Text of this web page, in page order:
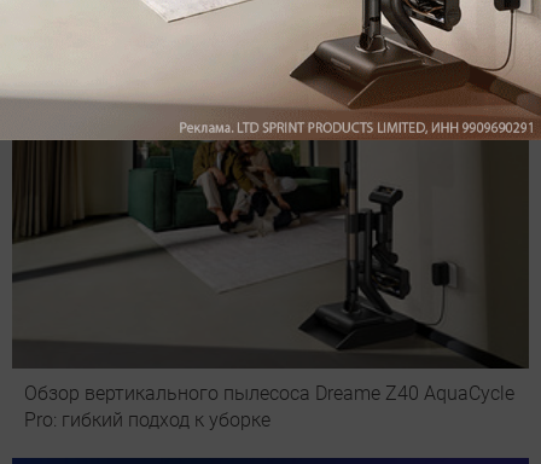
Обзор вертикального пылесоса Dreame Z40 AquaCycle
Pro: гибкий подход к уборке